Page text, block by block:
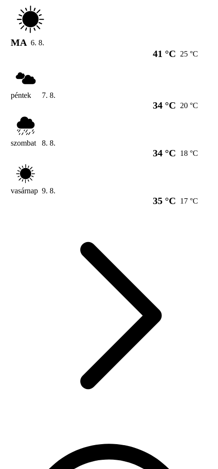
MA 6. 8.
41 °C 25 °C
péntek 7. 8.
34 °C 20 °C
szombat 8. 8.
34 °C 18 °C
vasárnap 9. 8.
35 °C 17 °C